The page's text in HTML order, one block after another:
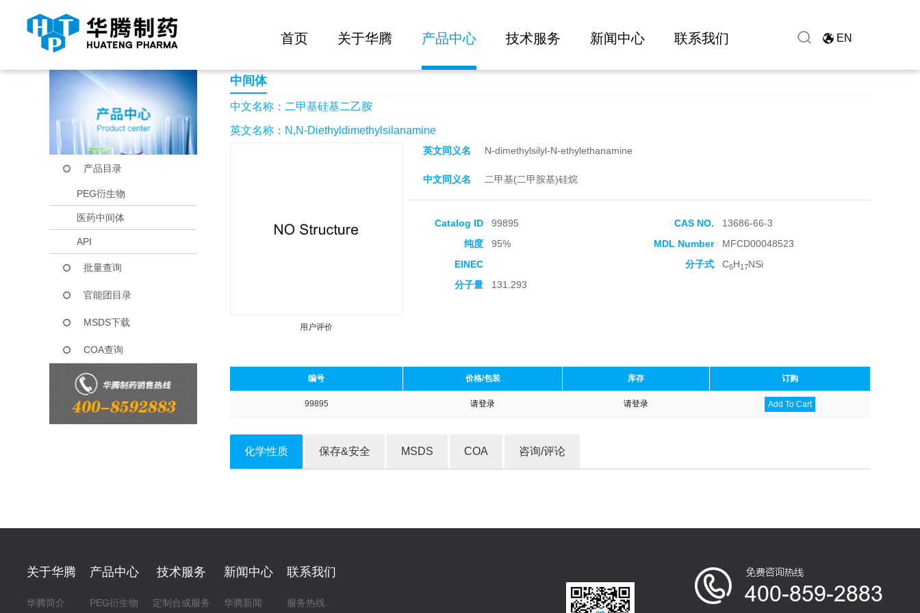
首页 关于华腾 产品中心 技术服务 新闻中心 联系我们 EN
当前位置： 首页 产品中心 二甲基硅基二乙胺
产品目录
PEG衍生物
医药中间体
API
批量查询
官能团目录
MSDS下载
COA查询
中间体
中文名称：二甲基硅基二乙胺
英文名称：N,N-Diethyldimethylsilanamine
用户评价
英文同义名 N-dimethylsilyl-N-ethylethanamine
中文同义名 二甲基(二甲胺基)硅烷
Catalog ID 99895 CAS NO.
13686-66-3
纯度
95% MDL Number
MFCD00048523
EINEC
分子式 C6H17NSi
分子量
131.293
编号 价格/包装 库存 订购
99895 请登录 请登录 Add To Cart
化学性质 保存&安全 MSDS COA 咨询/评论
关于华腾
华腾简介
产品中心
PEG衍生物
技术服务
定制合成服务
新闻中心
华腾新闻
联系我们
服务热线